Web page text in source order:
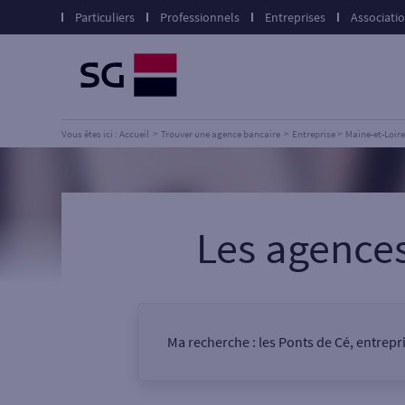
Particuliers Professionnels Entreprises
Vous êtes ici : Accueil Trouver une agence bancaire Entreprise Maine-et-Loire
Les
Ma recherche : les Ponts de Cé,